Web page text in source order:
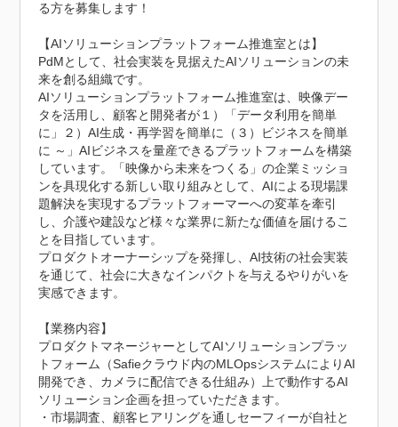
る方を募集します！
【AIソリューションプラットフォーム推進室とは】
PdMとして、社会実装を見据えたAIソリューションの未
来を創る組織です。
AIソリューションプラットフォーム推進室は、映像デー
タを活用し、顧客と開発者が１）「データ利用を簡単
に」２）AI生成・再学習を簡単に（３）ビジネスを簡単
に ～」AIビジネスを量産できるプラットフォームを構築
しています。「映像から未来をつくる」の企業ミッショ
ンを具現化する新しい取り組みとして、AIによる現場課
題解決を実現するプラットフォーマーへの変革を牽引
し、介護や建設など様々な業界に新たな価値を届けるこ
とを目指しています。
プロダクトオーナーシップを発揮し、AI技術の社会実装
を通じて、社会に大きなインパクトを与えるやりがいを
実感できます。
【業務内容】
プロダクトマネージャーとしてAIソリューションプラッ
トフォーム（Safieクラウド内のMLOpsシステムによりAI
開発でき、カメラに配信できる仕組み）上で動作するAI
ソリューション企画を担っていただきます。
・市場調査、顧客ヒアリングを通しセーフィーが自社と